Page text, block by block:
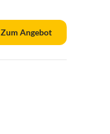
Zum Angebot